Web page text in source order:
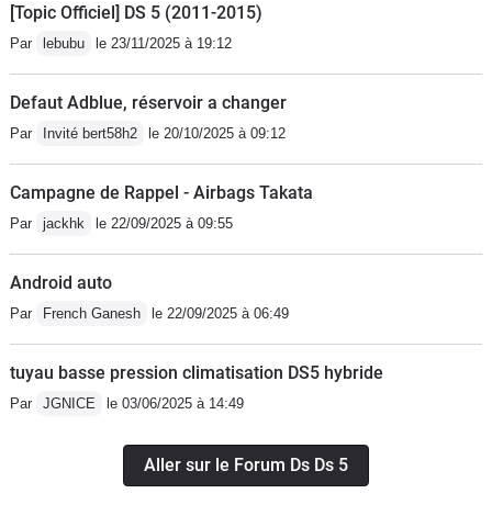
[Topic Officiel] DS 5 (2011-2015)
Par lebubu le 23/11/2025 à 19:12
Defaut Adblue, réservoir a changer
Par Invité bert58h2 le 20/10/2025 à 09:12
Campagne de Rappel - Airbags Takata
Par jackhk le 22/09/2025 à 09:55
Android auto
Par French Ganesh le 22/09/2025 à 06:49
tuyau basse pression climatisation DS5 hybride
Par JGNICE le 03/06/2025 à 14:49
Aller sur le Forum Ds Ds 5